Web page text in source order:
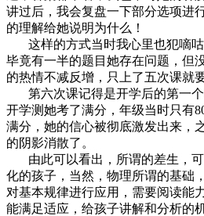
讲过后，我会复盘一下部分选项进
的理解给她说明为什么！
这样的方式当时我心里也犯嘀咕
毕竟有一半的题目她存在问题，但
的热情不减反增，只上了五次课就
第六次课记得是开学后的第一个
开学测她考了满分，年级当时只有
满分，她的信心被彻底激发出来，
的阴影消散了。
由此可以看出，所谓的差生，可
化的孩子，当然，物理所谓的基础
对基本规律进行应用，需要阅读能
能满足适应，给孩子讲解和分析的